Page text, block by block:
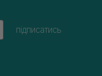
підписатись